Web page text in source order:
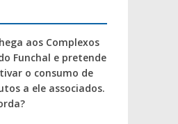
aos Complexos
Funchal e pretende
o consumo de
a ele associados.